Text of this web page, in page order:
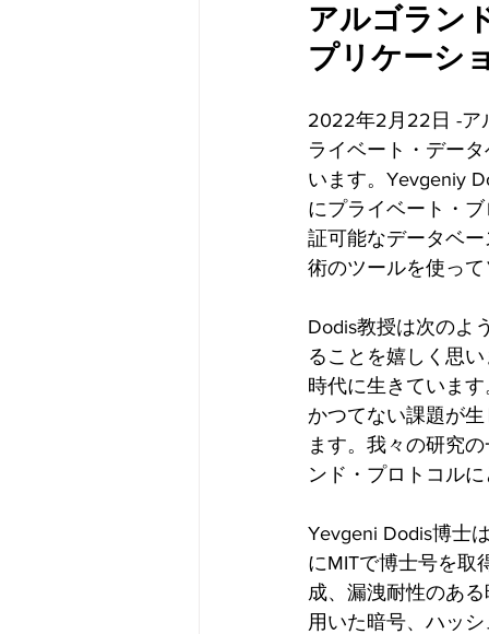
アルゴラン
プリケーシ
2022年2月22日 -ア
ライベート・デー
います。Yevgeniy
にプライベート・
証可能なデータベ
術のツールを使って
Dodis教授は次のよ
ることを嬉しく思
時代に生きていま
かつてない課題が
ます。我々の研究
ンド・プロトコル
Yevgeni Dodis博士
にMITで博士号を取
成、漏洩耐性のあ
用いた暗号、ハッ